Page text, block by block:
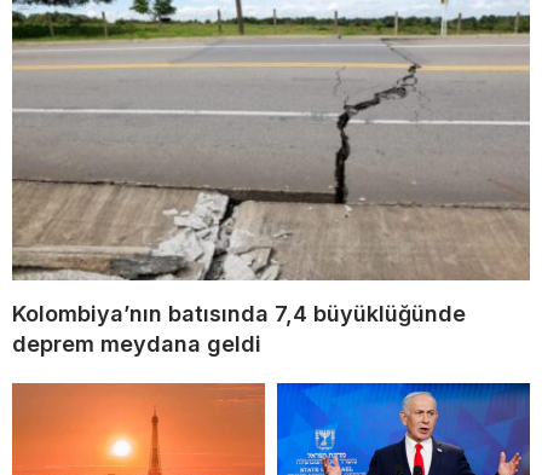
Kolombiya’nın batısında 7,4 büyüklüğünde
deprem meydana geldi